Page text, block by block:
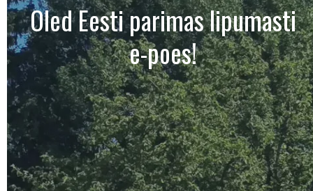
Oled Eesti parimas lipumasti
e-poes!